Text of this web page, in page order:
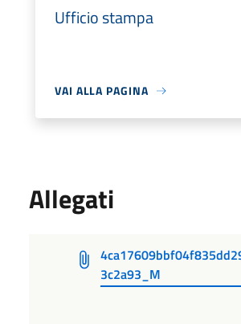
Ufficio stampa
VAI ALLA PAGINA
Allegati
3c2a93_M